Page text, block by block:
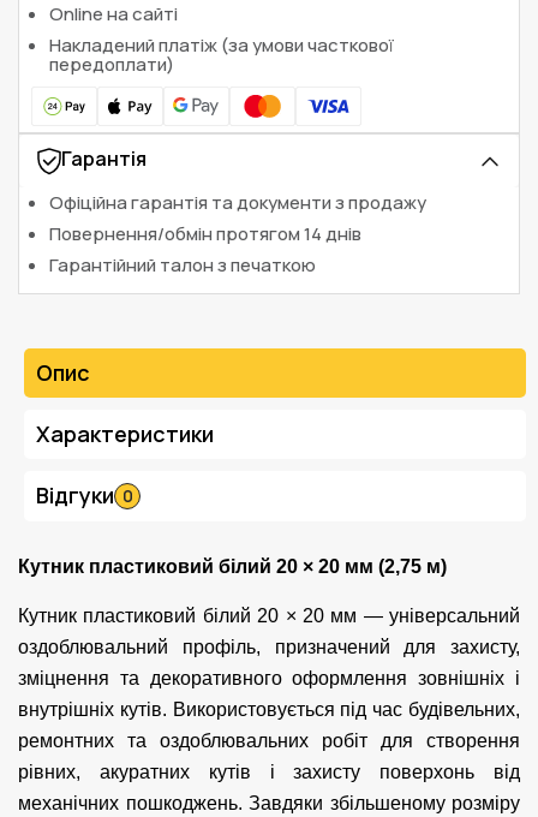
Online на сайті
Накладений платіж (за умови часткової
передоплати)
Гарантія
Офіційна гарантія та документи з продажу
Повернення/обмін протягом 14 днів
Гарантійний талон з печаткою
Опис
Характеристики
Відгуки 0
Кутник пластиковий білий 20 × 20 мм (2,75 м)
Кутник пластиковий білий 20 × 20 мм — універсальний
оздоблювальний профіль, призначений для захисту,
зміцнення та декоративного оформлення зовнішніх і
внутрішніх кутів. Використовується під час будівельних,
ремонтних та оздоблювальних робіт для створення
рівних, акуратних кутів і захисту поверхонь від
механічних пошкоджень. Завдяки збільшеному розміру